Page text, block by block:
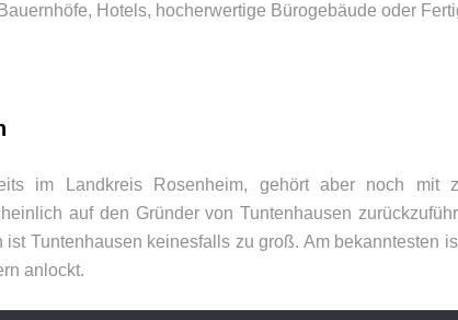
Hotels, hocherwertige Bürogebäude oder
im Landkreis Rosenheim, gehört aber noch mit
auf den Gründer von Tuntenhausen
ist Tuntenhausen keinesfalls zu groß. Am bekanntesten
anlockt.